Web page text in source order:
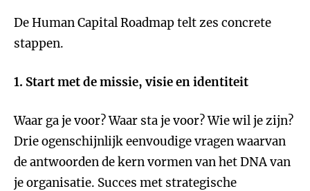
De Human Capital Roadmap telt zes concrete
stappen.
1. Start met de missie, visie en identiteit
Waar ga je voor? Waar sta je voor? Wie wil je zijn?
Drie ogenschijnlijk eenvoudige vragen waarvan
de antwoorden de kern vormen van het DNA van
je organisatie. Succes met strategische